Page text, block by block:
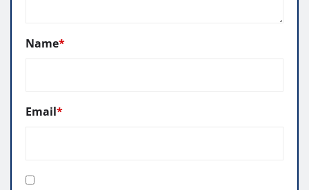
Name*
Email*